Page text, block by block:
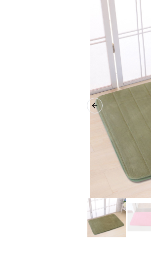
Previous slide